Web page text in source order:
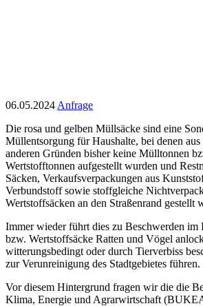
06.05.2024 Anfrage
Die rosa und gelben Müllsäcke sind eine
Müllentsorgung für Haushalte, bei denen
anderen Gründen bisher keine Mülltonnen
Wertstofftonnen aufgestellt wurden und
Säcken, Verkaufsverpackungen aus
Verbundstoff sowie stoffgleiche
Wertstoffsäcken an den Straßenrand gestellt
Immer wieder führt dies zu Beschwerden
bzw. Wertstoffsäcke Ratten und Vögel
witterungsbedingt oder durch Tierverbiss
zur Verunreinigung des Stadtgebietes führen.
Vor diesem Hintergrund fragen wir die die
Klima, Energie und Agrarwirtschaft